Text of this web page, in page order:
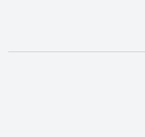
opens